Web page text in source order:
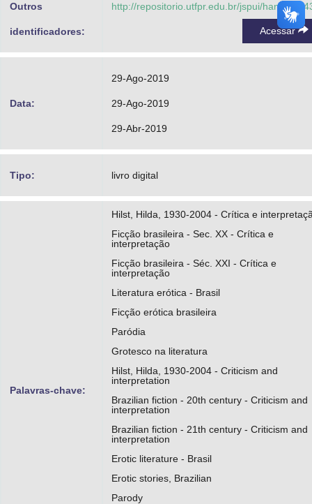
Outros
identificadores:
http://repositorio.utfpr.edu.br/jspui/handle/1/
Acessar
Data:
29-Ago-2019
29-Ago-2019
29-Abr-2019
Tipo: livro digital
Palavras-chave:
Hilst, Hilda, 1930-2004 - Crítica e
Ficção brasileira - Sec. XX - Crítica e
interpretação
Ficção brasileira - Séc. XXI - Crítica e
interpretação
Literatura erótica - Brasil
Ficção erótica brasileira
Paródia
Grotesco na literatura
Hilst, Hilda, 1930-2004 - Criticism and
interpretation
Brazilian fiction - 20th century - Criticism and
interpretation
Brazilian fiction - 21th century - Criticism and
interpretation
Erotic literature - Brasil
Erotic stories, Brazilian
Parody